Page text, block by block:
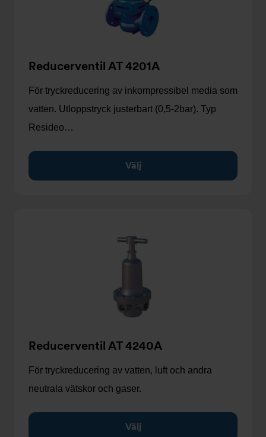
Reducerventil AT 4201A
För tryckreducering av inkompressibel media som
vatten. Utloppstryck justerbart (0,5-2bar). Typ
Resideo…
Välj
Reducerventil AT 4240A
För tryckreducering av vatten, luft och andra
neutrala vätskor och gaser.
Välj